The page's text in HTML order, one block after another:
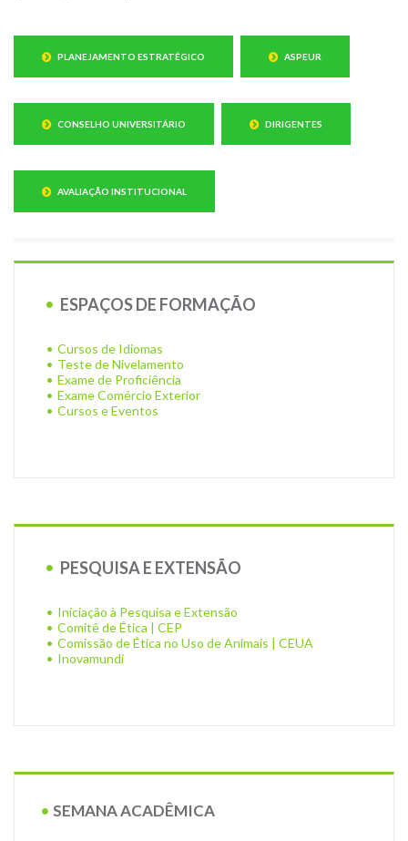
PLANEJAMENTO ESTRATÉGICO ASPEUR
CONSELHO UNIVERSITÁRIO DIRIGENTES
AVALIAÇÃO INSTITUCIONAL
ESPAÇOS DE FORMAÇÃO
Cursos de Idiomas
Teste de Nivelamento
Exame de Proficiência
Exame Comércio Exterior
Cursos e Eventos
PESQUISA E EXTENSÃO
Iniciação à Pesquisa e Extensão
Comitê de Ética | CEP
Comissão de Ética no Uso de Animais | CEUA
Inovamundi
SEMANA ACADÊMICA